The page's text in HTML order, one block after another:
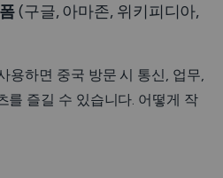
(구글, 아마존, 위키피디아,
용하면 중국 방문 시 통신, 업무,
를 즐길 수 있습니다. 어떻게 작